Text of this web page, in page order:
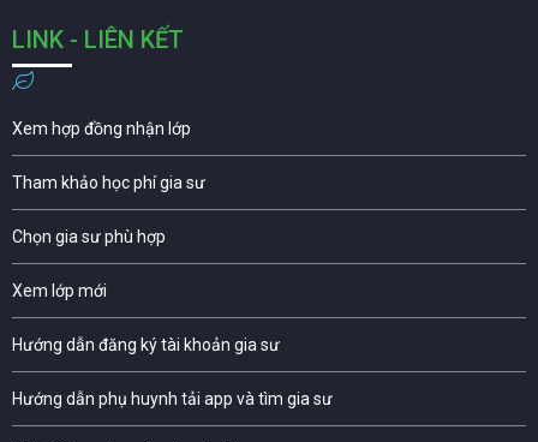
LINK - LIÊN KẾT
Xem hợp đồng nhận lớp
Tham khảo học phí gia sư
Chọn gia sư phù hợp
Xem lớp mới
Hướng dẫn đăng ký tài khoản gia sư
Hướng dẫn phụ huynh tải app và tìm gia sư